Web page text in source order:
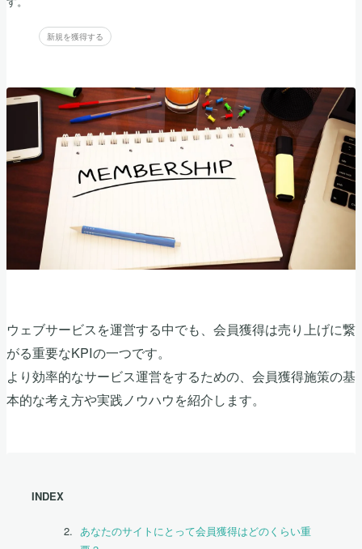
新規を獲得する
ウェブサービスを運営する中でも、会員獲得は売り上げに繋
がる重要なKPIの一つです。
より効率的なサービス運営をするための、会員獲得施策の基
本的な考え方や実践ノウハウを紹介します。
INDEX
あなたのサイトにとって会員獲得はどのくらい重